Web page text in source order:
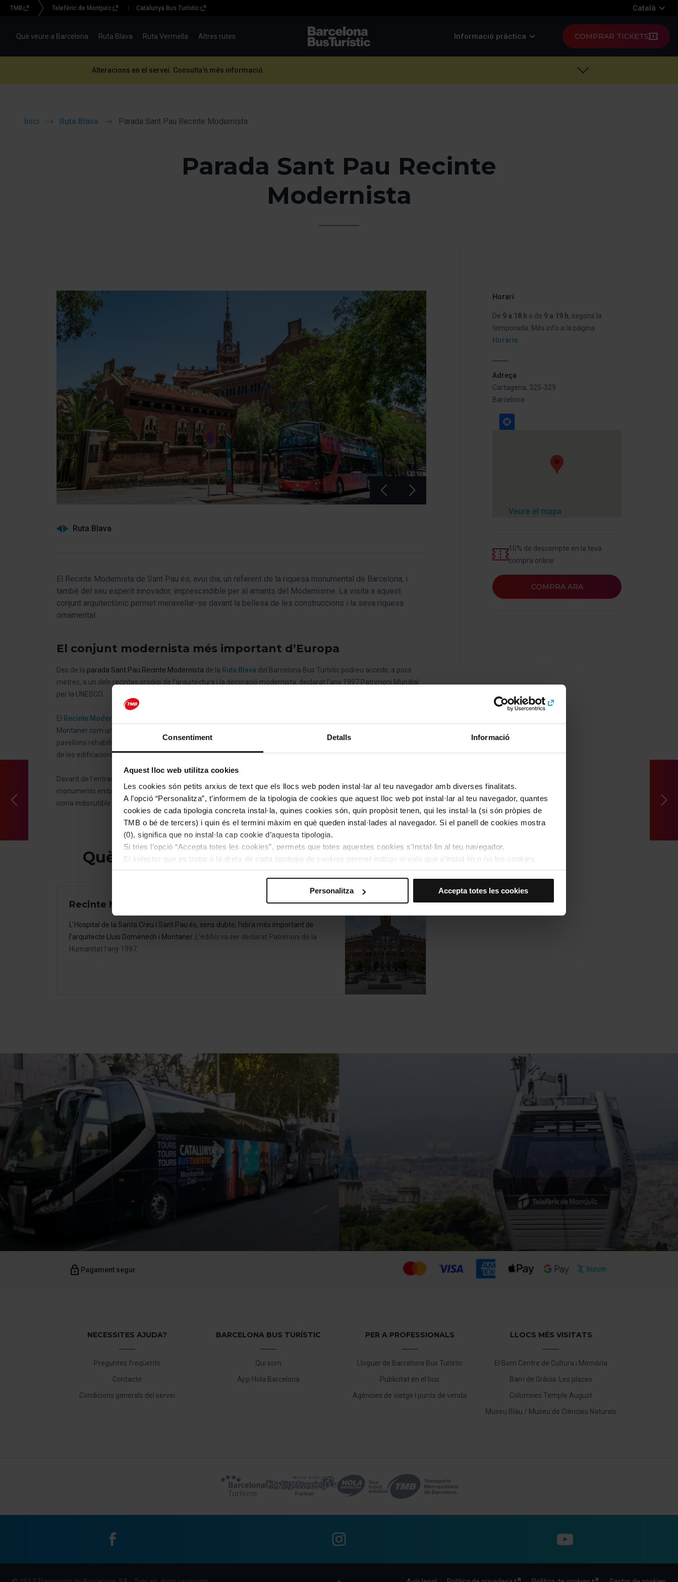
Consentiment Detalls Informació
Aquest lloc web utilitza cookies
Les cookies són petits arxius de text que els llocs web poden instal·lar al teu navegador amb diverses finalitats.
A l’opció “Personalitza”, t’informem de la tipologia de cookies que aquest lloc web pot instal·lar al teu navegador, quantes
cookies de cada tipologia concreta instal·la, quines cookies són, quin propòsit tenen, qui les instal·la (si són pròpies de
TMB o bé de tercers) i quin és el termini màxim en què queden instal·lades al navegador. Si el panell de cookies mostra
(0), significa que no instal·la cap cookie d’aquesta tipologia.
Si tries l’opció “Accepta totes les cookies”, permets que totes aquestes cookies s’instal·lin al teu navegador.
El selector que es troba a la dreta de cada tipologia de cookies permet indicar si vols que s’instal·lin o no les cookies
d’aquella classe.
cookies de la tipologia que hagis seleccionat prèviament. Et suggerim que seleccionis les cookies de personalització,
Les cookies necessàries són imprescindibles per al funcionament del web i, per tant, si no les acceptes, no pots
començar a navegar-hi. Només pots consultar la nostra
Política de cookies
En qualsevol moment de la navegació en aquest web, pots modificar la teva selecció de cookies anant a l’opció “Gestor
Personalitza Accepta totes les cookies
Menu
topbar
TMB Telefèric de Montjuïc Catalunya Bus Turístic Català
Què veure a Barcelona Ruta Blava Ruta Vermella Altres rutes Informació pràctica COMPRAR TICKETS
Alteracions en el servei. Consulta’n més informació.
Inici Ruta Blava Parada Sant Pau Recinte Modernista
Parada Sant Pau Recinte
Modernista
Ruta Blava
Horari
De 9 a 18 h o de 9 a 19 h, segons la
temporada. Més info a la pàgina
Horaris
Adreça
Cartagena, 325-329
Barcelona
Veure el mapa
10% de descompte en la teva
compra online
COMPRA ARA
El Recinte Modernista de Sant Pau és, avui dia, un referent de la riquesa monumental de Barcelona, i
també del seu esperit innovador, imprescindible per al amants del Modernisme. La visita a aquest
conjunt arquitectònic permet meravellar-se davant la bellesa de les construccions i la seva riquesa
ornamental.
El conjunt modernista més important d’Europa
Des de la parada Sant Pau Recinte Modernista de la Ruta Blava del Barcelona Bus Turístic podreu accedir, a pocs
metres, a un dels recintes prodigi de l’arquitectura i la decoració modernista, declarat l’any 1997 Patrimoni Mundial
per la UNESCO.
El Recinte Modernista de Sant Pau
Montaner com una ciutat-jardí per als malalts. Després de servir durant un segle com a hospital públic, els seus
pavellons rehabilitats llueixen avui amb tota la seva esplendor. Tot passejant-hi, podreu gaudir de la bellesa exterior
de les edificacions: les cúpules, les cobertes, les façanes, les escultures i el vitralls són els elements més destacats.
Davant de l’entrada principal del recinte, trobareu l’avinguda de Gaudí; enfileu-la tot caminant per visitar un altre dels
monuments emblemàtics del modernisme català, laBasílica de la Sagrada Família, obra mestra d’Antoni Gaudí i
icona indiscutible de Barcelona. Des d’allà podreu pujar a la parada Sagrada Familiade la Ruta Vermella.
Què veure
Recinte Modernista de Sant Pau
L’Hospital de la Santa Creu i Sant Pau és, sens dubte, l’obra més important de
l’arquitecte Lluís Domènech i Montaner . L’edifici va ser declarat Patrimoni de la
Humanitat l’any 1997.
Pagament segur
NECESSITES AJUDA?
Preguntes freqüents
Contacte
Condicions generals del servei
BARCELONA BUS TURÍSTIC
Qui som
App Hola Barcelona
PER A PROFESSIONALS
Lloguer de Barcelona Bus Turístic
Publicitat en el bus
Agències de viatge i punts de venda
LLOCS MÉS VISITATS
El Born Centre de Cultura i Memòria
Barri de Gràcia. Les places
Columnes Temple August
Museu Blau / Museu de Ciències Naturals